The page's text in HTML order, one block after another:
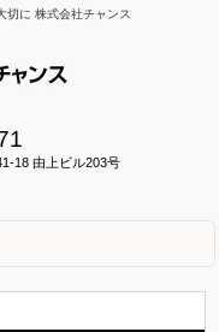
切に 株式会社チャンス
18 由上ビル203号